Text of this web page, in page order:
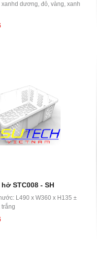
xanhd dương, đỏ, vàng, xanh
STC008 - SH
L490 x W360 x H135 ±
trắng